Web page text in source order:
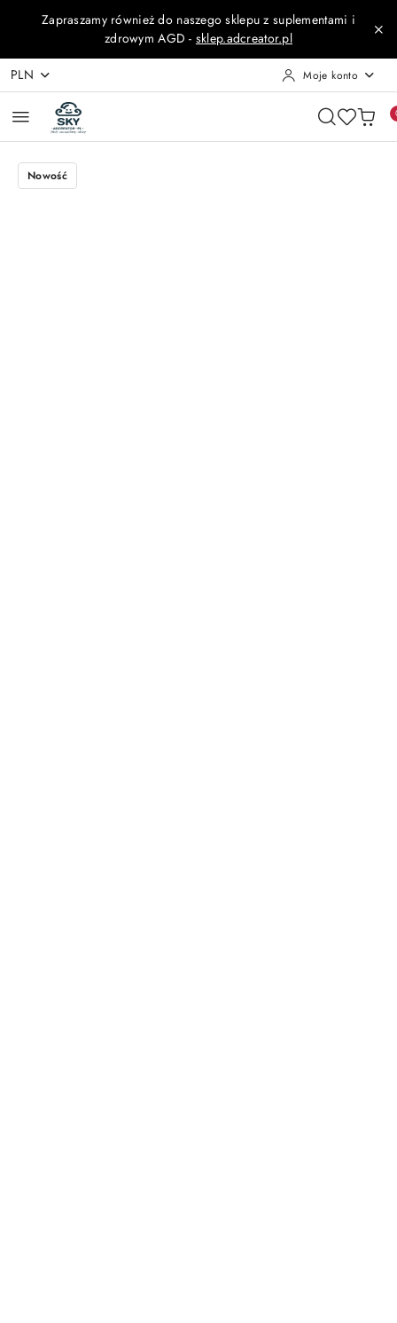
Przejdź do treści głównej
Przejdź do wyszukiwarki
Przejdź do moje konto
Przejdź do menu głównego
Przejdź do opisu produktu
Przejdź do stopki
Zapraszamy również do naszego sklepu z suplementami i
zdrowym AGD - sklep.adcreator.pl
PLN Moje konto
Nowość